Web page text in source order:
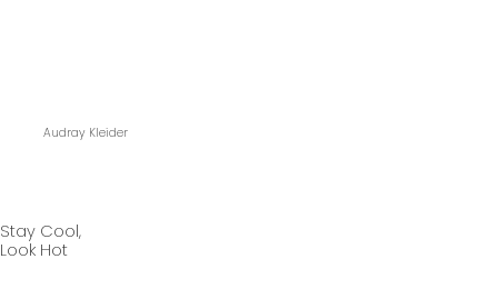
Stay Cool,
Look Hot
Audray Kleider